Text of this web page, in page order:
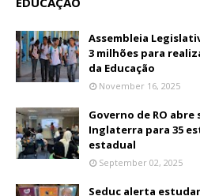
Assembleia
3 milhões para
da Educação
November 16, 2025
Governo de RO
Inglaterra para 35
estadual
September 02, 2025
Seduc alerta